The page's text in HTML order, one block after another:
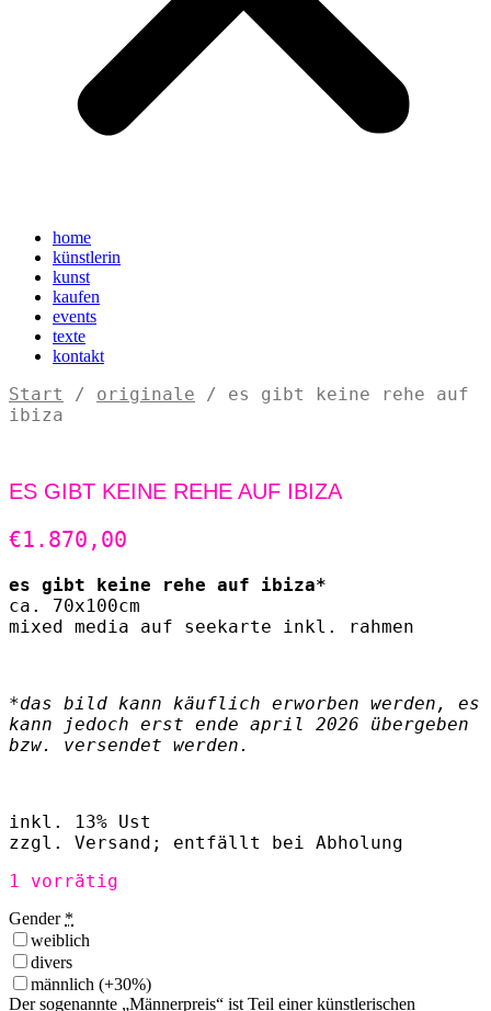
home
künstlerin
kunst
kaufen
events
texte
kontakt
Start / originale / es gibt keine rehe auf
ibiza
ES GIBT KEINE REHE AUF IBIZA
€1.870,00
es gibt keine rehe auf ibiza*
ca. 70x100cm
mixed media auf seekarte inkl. rahmen
*das bild kann käuflich erworben werden, es
kann jedoch erst ende april 2026 übergeben
bzw. versendet werden.
inkl. 13% Ust
zzgl. Versand; entfällt bei Abholung
1 vorrätig
Gender *
weiblich
divers
männlich (+30%)
Der sogenannte „Männerpreis“ ist Teil einer künstlerischen